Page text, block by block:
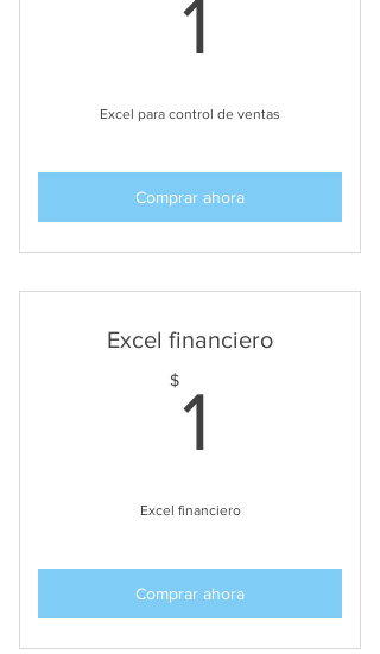
1
Excel para control de ventas
Comprar ahora
Excel financiero
$1
Excel financiero
Comprar ahora